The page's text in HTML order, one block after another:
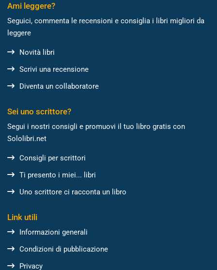
Ami leggere?
Seguici, commenta le recensioni e consiglia i libri migliori da
leggere
Novità libri
Scrivi una recensione
Diventa un collaboratore
Sei uno scrittore?
Segui i nostri consigli e promuovi il tuo libro gratis con
Sololibri.net
Consigli per scrittori
Ti presento i miei... libri
Uno scrittore ci racconta un libro
Link utili
Informazioni generali
Condizioni di pubblicazione
Privacy